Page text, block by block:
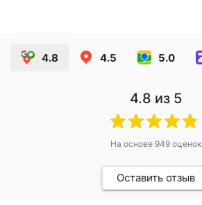
4.8 4.5 5.0
4.8 из 5
На основе 949оценок
Оставить отзыв